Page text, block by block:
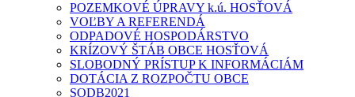
POZEMKOVÉ ÚPRAVY k.ú. HOSŤOVÁ
VOĽBY A REFERENDÁ
ODPADOVÉ HOSPODÁRSTVO
KRÍZOVÝ ŠTÁB OBCE HOSŤOVÁ
SLOBODNÝ PRÍSTUP K INFORMÁCIÁM
DOTÁCIA Z ROZPOČTU OBCE
SODB2021